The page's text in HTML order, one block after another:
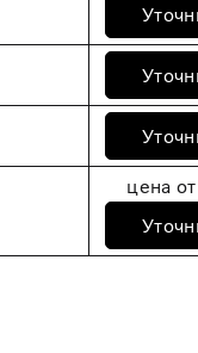
цена от